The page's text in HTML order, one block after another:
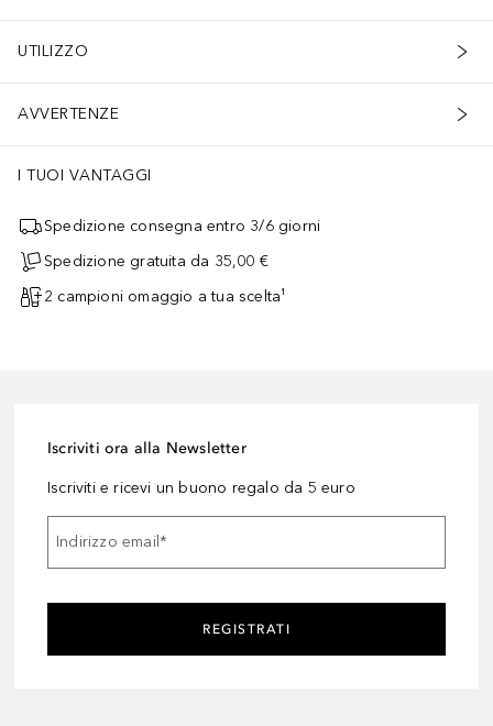
UTILIZZO
AVVERTENZE
I TUOI VANTAGGI
Spedizione consegna entro 3/6 giorni
Spedizione gratuita da 35,00 €
2 campioni omaggio a tua scelta¹
Iscriviti ora alla Newsletter
Iscriviti e ricevi un buono regalo da 5 euro
Indirizzo email*
REGISTRATI